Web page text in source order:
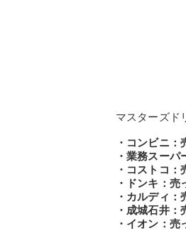
マスターズド
・コンビニ：
・業務スーパ
・コストコ：
・ドンキ：売
・カルディ：
・成城石井：
・イオン：売